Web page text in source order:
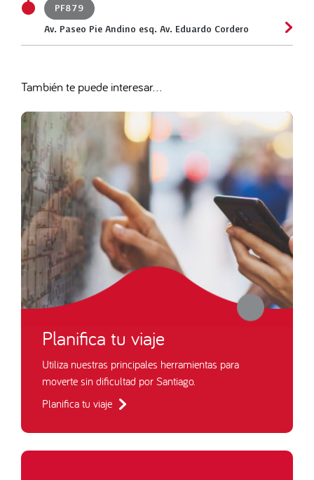
PF879
Av. Paseo Pie Andino esq. Av. Eduardo Cordero
También te puede interesar...
Planifica tu viaje
Utiliza nuestras principales herramientas para
moverte sin dificultad por Santiago.
Planifica tu viaje